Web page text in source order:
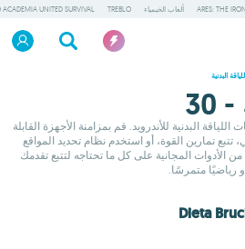
ARES: THE ألعاب الخيمياء TREBLO
ACADEMIA UNITED SURVIVAL
اللياقة البدنية
البدنية للأندرويد. قم بمزامنة الأجهزة القابلة
تمارين القوة، أو استخدم نظام تحديد المواقع
الأدوات المجانية على كل ما تحتاجه لتتبع تقدمك
رياضيًا متمرسًا.
Dieta